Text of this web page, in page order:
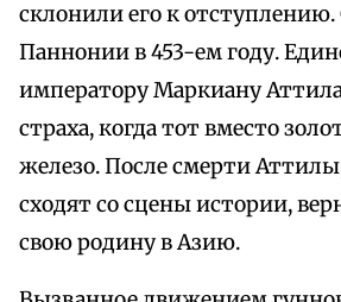
склонили его к
Паннонии в 453-ем году.
императору Маркиану
страха, когда тот вместо
железо. После смерти
сходят со сцены истории,
свою родину в Азию.